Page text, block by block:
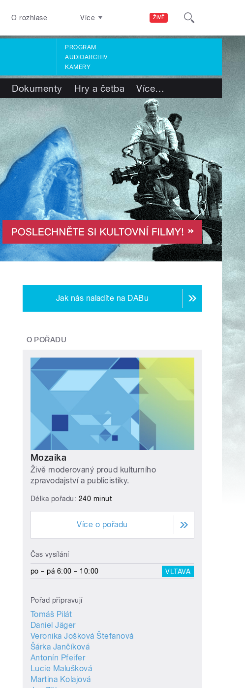
ŽIVĚ
O rozhlase Více
PROGRAM
AUDIOARCHIV
KAMERY
Dokumenty Hry a četba Více…
Jak nás naladíte na DABu
O POŘADU
Mozaika
Živě moderovaný proud kulturního
zpravodajství a publicistiky.
Délka pořadu: 240 minut
Více o pořadu
Čas vysílání
po – pá 6:00 – 10:00 VLTAVA
Pořad připravují
Tomáš Pilát
Daniel Jäger
Veronika Jošková Štefanová
Šárka Jančíková
Antonín Pfeifer
Lucie Malušková
Martina Kolajová